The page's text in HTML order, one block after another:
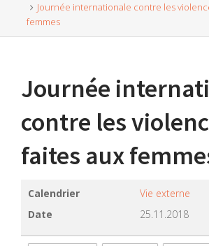
Journée internationale contre les
femmes
Journée
contre les
faites aux
Calendrier
Vie externe
Date
25.11.2018